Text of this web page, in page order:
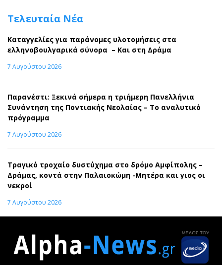
Τελευταία Νέα
Καταγγελίες για παράνομες υλοτομήσεις στα
ελληνοβουλγαρικά σύνορα – Και στη Δράμα
7 Αυγούστου 2026
Παρανέστι: Ξεκινά σήμερα η τριήμερη Πανελλήνια
Συνάντηση της Ποντιακής Νεολαίας – Το αναλυτικό
πρόγραμμα
7 Αυγούστου 2026
Τραγικό τροχαίο δυστύχημα στο δρόμο Αμφίπολης –
Δράμας, κοντά στην Παλαιοκώμη -Μητέρα και γιος οι
νεκροί
7 Αυγούστου 2026